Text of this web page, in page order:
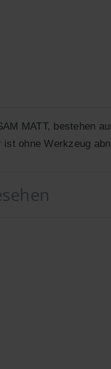
MATT, bestehen
ohne Werkzeug